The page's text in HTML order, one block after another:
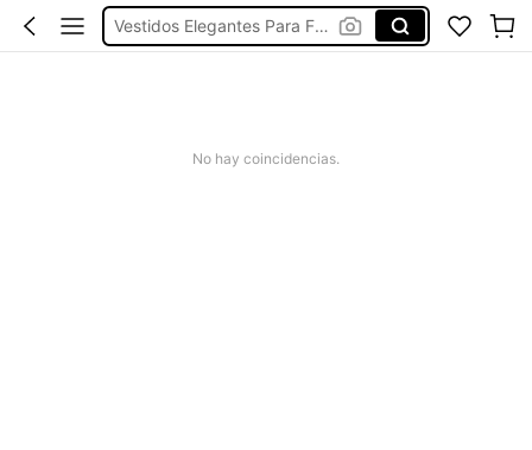
Vestidos Elegantes Para Fiesta
No hay coincidencias.